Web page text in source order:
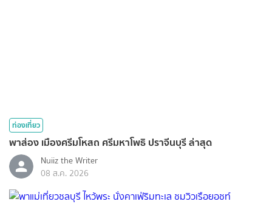
ท่องเที่ยว
พาส่อง เมืองศรีมโหสถ ศรีมหาโพธิ ปราจีนบุรี ล่าสุด
Nuiiz ​the​ Writer​
08 ส.ค. 2026